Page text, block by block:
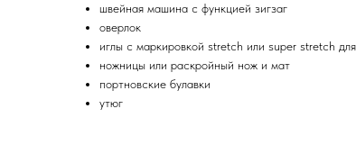
швейная машина с функцией зигзаг
оверлок
иглы с маркировкой stretch или super stretch
ножницы или раскройный нож и мат
портновские булавки
утюг